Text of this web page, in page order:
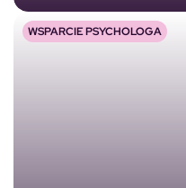
WSPARCIE PSYCHOLOGA